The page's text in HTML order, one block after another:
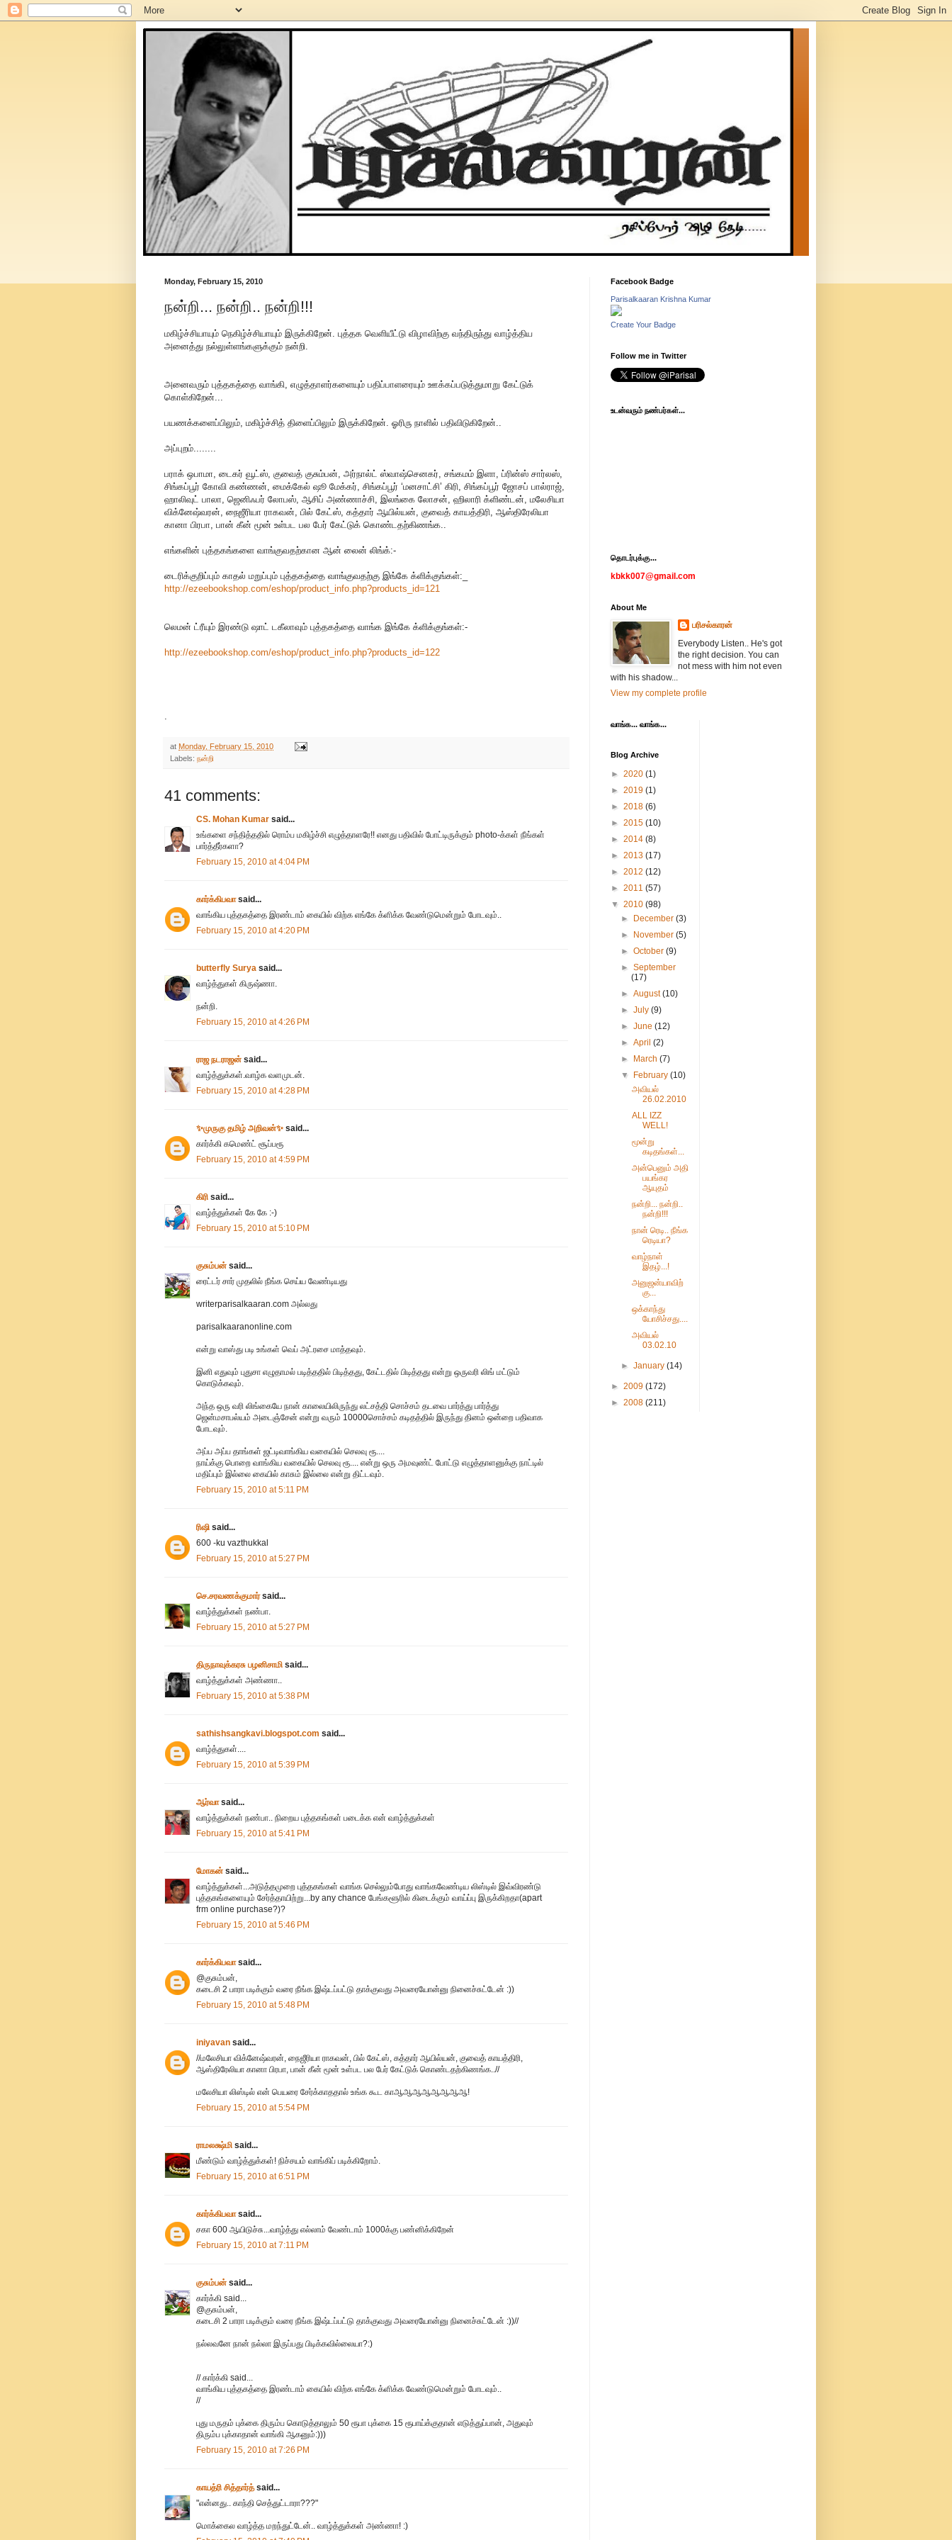
Monday, February 15, 2010
நன்றி... நன்றி.. நன்றி!!!
மகிழ்ச்சியாயும் நெகிழ்ச்சியாயும் இருக்கிறேன். புத்தக வெளியீட்டு விழாவிற்கு வந்திருந்து வாழ்த்திய
அனைத்து நல்லுள்ளங்களுக்கும் நன்றி.
அனைவரும் புத்தகத்தை வாங்கி, எழுத்தாளர்களையும் பதிப்பாளரையும் ஊக்கப்படுத்துமாறு கேட்டுக்
கொள்கிறேன்...
பயணக்களைப்பிலும், மகிழ்ச்சித் திளைப்பிலும் இருக்கிறேன். ஓரிரு நாளில் பதிவிடுகிறேன்..
அப்புறம்........
பராக் ஒபாமா, டைகர் வூட்ஸ், குவைத் குசும்பன், அர்நால்ட் ஸ்வாஷ்செனகர், சங்கமம் இளா, ப்ரின்ஸ் சார்லஸ்,
சிங்கப்பூர் கோவி கண்ணன், மைக்கேல் ஷூ மேக்கர், சிங்கப்பூர் ‘மனசாட்சி’ கிரி, சிங்கப்பூர் ஜோசப் பால்ராஜ்,
ஹாலிவுட் பாலா, ஜெனிஃபர் லோபஸ், ஆசிப் அண்ணாச்சி, இலங்கை லோசன், ஹிலாரி க்ளிண்டன், மலேசியா
விக்னேஷ்வரன், நைஜீரியா ராகவன், பில் கேட்ஸ், கத்தார் ஆயில்யன், குவைத் காயத்திரி, ஆஸ்திரேலியா
கானா பிரபா, பான் கீன் மூன் உள்பட பல பேர் கேட்டுக் கொண்டதற்கிணங்க..
எங்களின் புத்தகங்களை வாங்குவதற்கான ஆன் லைன் லிங்க்:-
டைரிக்குறிப்பும் காதல் மறுப்பும் புத்தகத்தை வாங்குவதற்கு இங்கே க்ளிக்குங்கள்:_
http://ezeebookshop.com/eshop/product_info.php?products_id=121
லெமன் ட்ரீயும் இரண்டு ஷாட் டகீலாவும் புத்தகத்தை வாங்க இங்கே க்ளிக்குங்கள்:-
http://ezeebookshop.com/eshop/product_info.php?products_id=122
at Monday, February 15, 2010
Labels: நன்றி
41 comments:
CS. Mohan Kumar said...
உங்களை சந்தித்ததில் ரொம்ப மகிழ்ச்சி எழுத்தாளரே!! எனது பதிவில் போட்டிருக்கும் photo-க்கள் நீங்கள்
பார்த்தீர்களா?
February 15, 2010 at 4:04 PM
கார்க்கிபவாsaid...
வாங்கிய புத்தகத்தை இரண்டாம் கையில் விற்க எங்கே க்ளிக்க வேண்டுமென்றும் போடவும்..
February 15, 2010 at 4:20 PM
butterfly Surya said...
வாழ்த்துகள் கிருஷ்ணா.
நன்றி.
February 15, 2010 at 4:26 PM
ராஜ நடராஜன் said...
வாழ்த்துக்கள்.வாழ்க வளமுடன்.
February 15, 2010 at 4:28 PM
✨முருகு தமிழ் அறிவன்✨ said...
கார்க்கி கமெண்ட் சூப்பரூ
February 15, 2010 at 4:59 PM
கிரி said...
வாழ்த்துக்கள் கே கே :-)
February 15, 2010 at 5:10 PM
குசும்பன் said...
ரைட்டர் சார் முதலில் நீங்க செய்ய வேண்டியது
writerparisalkaaran.com அல்லது
parisalkaaranonline.com
என்று வாஸ்து படி உங்கள் வெப் அட்ரசை மாத்தவும்.
இனி எதுவும் புதுசா எழுதாமல் படித்ததில் பிடித்தது, கேட்டதில் பிடித்தது என்று ஒருவரி லிங் மட்டும்
கொடுக்கவும்.
அந்த ஒரு வரி லிங்கையே நான் காலையிலிருந்து லட்சத்தி சொச்சம் தடவை பார்த்து பார்த்து
ஜென்மசாபல்யம் அடைஞ்சேன் என்று வரும் 10000சொச்சம் கடிதத்தில் இருந்து தினம் ஒன்றை பதிவாக
போடவும்.
அப்ப அப்ப தாங்கள் ஜட்டிவாங்கிய வகையில் செலவு ரூ....
நாய்க்கு பொறை வாங்கிய வகையில் செலவு ரூ.... என்று ஒரு அமவுண்ட் போட்டு எழுத்தாளனுக்கு நாட்டில்
மதிப்பும் இல்லை கையில் காசும் இல்லை என்று திட்டவும்.
February 15, 2010 at 5:11 PM
ரிஷி said...
600 -ku vazthukkal
February 15, 2010 at 5:27 PM
செ.சரவணக்குமார்said...
வாழ்த்துக்கள் நண்பா.
February 15, 2010 at 5:27 PM
திருநாவுக்கரசு பழனிசாமி said...
வாழ்த்துக்கள் அண்ணா..
February 15, 2010 at 5:38 PM
sathishsangkavi.blogspot.com said...
வாழ்த்துகள்....
February 15, 2010 at 5:39 PM
ஆர்வாsaid...
வாழ்த்துக்கள் நண்பா.. நிறைய புத்தகங்கள் படைக்க என் வாழ்த்துக்கள்
February 15, 2010 at 5:41 PM
மோகன் said...
வாழ்த்துக்கள்...அடுத்தமுறை புத்தகங்கள் வாங்க செல்லும்போது வாங்கவேண்டிய லிஸ்டில் இவ்விரண்டு
புத்தகங்களையும் சேர்த்தாயிற்று...by any chance பேங்களூரில் கிடைக்கும் வாய்ப்பு இருக்கிறதா(apart
frm online purchase?)?
February 15, 2010 at 5:46 PM
கார்க்கிபவாsaid...
@குசும்பன்,
கடைசி 2 பாரா படிக்கும் வரை நீங்க இஷ்டப்பட்டு தாக்குவது அவரையோன்னு நினைச்சுட்டேன் :))
February 15, 2010 at 5:48 PM
iniyavan said...
//மலேசியா விக்னேஷ்வரன், நைஜீரியா ராகவன், பில் கேட்ஸ், கத்தார் ஆயில்யன், குவைத் காயத்திரி,
ஆஸ்திரேலியா கானா பிரபா, பான் கீன் மூன் உள்பட பல பேர் கேட்டுக் கொண்டதற்கிணங்க..//
மலேசியா லிஸ்டில் என் பெயரை சேர்க்காததால் உங்க கூட காஆஆஆஆஆஆஆஆ!
February 15, 2010 at 5:54 PM
ராமலக்ஷ்மி said...
மீண்டும் வாழ்த்துக்கள்! நிச்சயம் வாங்கிப் படிக்கிறோம்.
February 15, 2010 at 6:51 PM
கார்க்கிபவாsaid...
சகா 600 ஆயிடுச்சு...வாழ்த்து எல்லாம் வேண்டாம் 1000க்கு பண்னிக்கிறேன்
February 15, 2010 at 7:11 PM
குசும்பன் said...
கார்க்கி said...
@குசும்பன்,
கடைசி 2 பாரா படிக்கும் வரை நீங்க இஷ்டப்பட்டு தாக்குவது அவரையோன்னு நினைச்சுட்டேன் :))//
நல்லவனே நான் நல்லா இருப்பது பிடிக்கவில்லையா?:)
// கார்க்கி said...
வாங்கிய புத்தகத்தை இரண்டாம் கையில் விற்க எங்கே க்ளிக்க வேண்டுமென்றும் போடவும்..
//
புது மருதம் புக்கை திரும்ப கொடுத்தாலும் 50 ரூபா புக்கை 15 ரூபாய்க்குதான் எடுத்துப்பான், அதுவும்
திரும்ப புக்காதான் வாங்கி ஆகனும்:)))
February 15, 2010 at 7:26 PM
காயத்ரி சித்தார்த்said...
"என்னது.. காந்தி செத்துட்டாரா???"
மொக்கைல வாழ்த்த மறந்துட்டேன்.. வாழ்த்துக்கள் அண்ணா! :)
Facebook Badge
Parisalkaaran Krishna Kumar
Create Your Badge
Follow me in Twitter
உடன்வரும் நண்பர்கள்...
தொடர்புக்கு...
kbkk007@gmail.com
About Me
பரிசல்காரன்
Everybody Listen.. He's got
the right decision. You can
not mess with him not even
with his shadow...
View my complete profile
வாங்க... வாங்க...
Blog Archive
► 2020 (1)
► 2019 (1)
► 2018 (6)
► 2015 (10)
► 2014 (8)
► 2013 (17)
► 2012 (12)
► 2011 (57)
▼ 2010 (98)
►
December(3)
►
November(5)
►October(9)
►September
(17)
►August(10)
►July(9)
►June(12)
►April(2)
►
March(7)
▼
February(10)
அவியல்
26.02.2010
ALL IZZ
WELL!
மூன்று
கடிதங்கள்...
அன்பெனும் அதி
பயங்கர
ஆயுதம்
நன்றி... நன்றி..
நன்றி!!!
நான் ரெடி.. நீங்க
ரெடியா?
வாழ்நாள்
இதழ்...!
அனுஜன்யாவிற்
கு...
ஒக்காந்து
யோசிச்சது....
அவியல்
03.02.10
►January(14)
► 2009 (172)
► 2008 (211)